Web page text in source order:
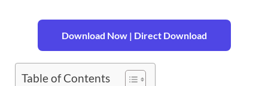
Download Now | Direct Download
Table of Contents